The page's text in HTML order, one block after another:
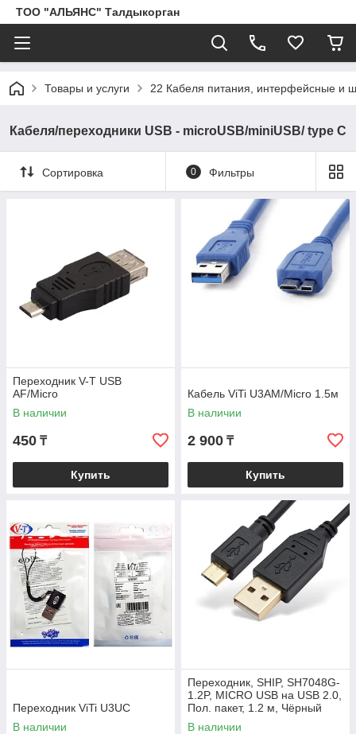
ТОО "АЛЬЯНС" Талдыкорган
Товары и услуги 22 Кабеля питания, интерфейсные и
Кабеля/переходники USB - microUSB/miniUSB/ type C
Сортировка 0 Фильтры
Переходник V-T USB
AF/Micro
В наличии
450 ₸
Купить
Кабель ViTi U3AM/Micro 1.5м
В наличии
2 900 ₸
Купить
Переходник ViTi U3UC
В наличии
Переходник, SHIP, SH7048G-
1.2P, MICRO USB на USB 2.0,
Пол. пакет, 1.2 м, Чёрный
В наличии